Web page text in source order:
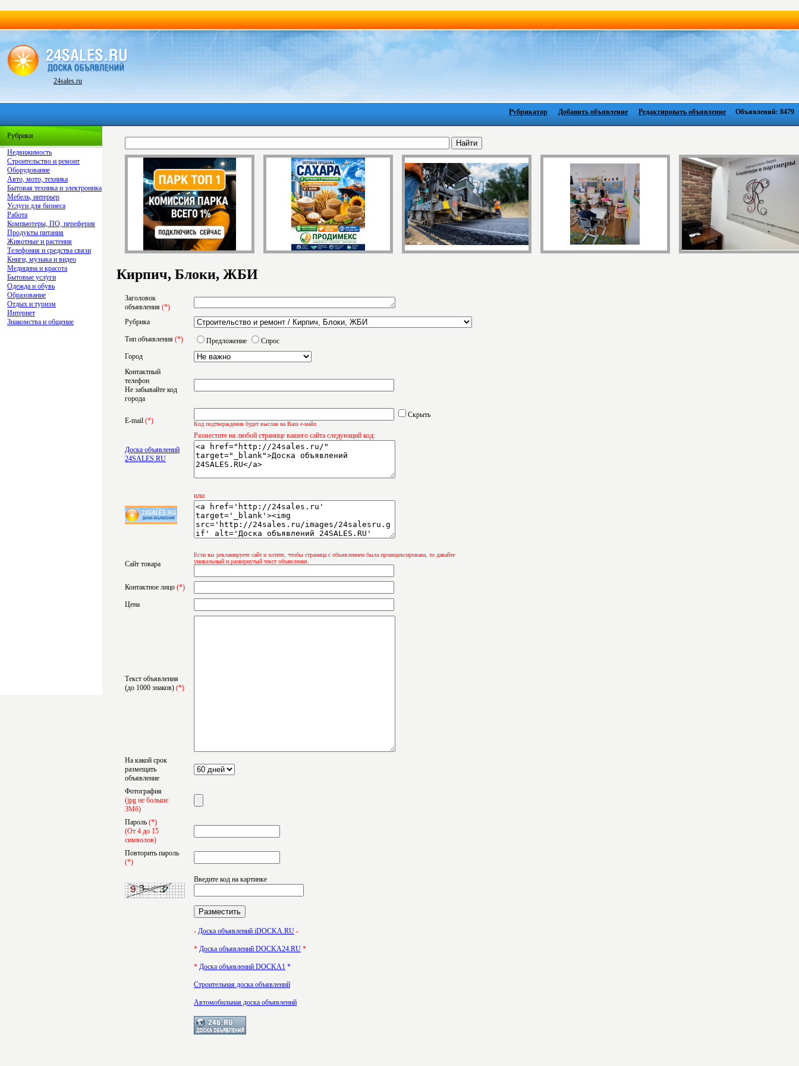
24sales.ru
Рубрикатор Добавить объявление Редактировать объявление Объявлений: 8479
Рубрики
Недвижимость
Строительство и ремонт
Оборудование
Авто, мото, техника
Бытовая техника и электроника
Мебель, интерьер
Услуги для бизнеса
Работа
Компьютеры, ПО, переферия
Продукты питания
Животные и растения
Телефония и средства связи
Книги, музыка и видео
Медицина и красота
Бытовые услуги
Одежда и обувь
Образование
Отдых и туризм
Интернет
Знакомства и общение
Кирпич, Блоки, ЖБИ
Заголовок
объявления (*)
Рубрика
Тип объявления (*) Предложение
Спрос
Город
Контактный
телефон
Не забывайте код
города
E-mail (*)
Скрыть
Код подтверждения будет выслан на Ваш е-майл.
Доска объявлений
24SALES.RU
Разместите на любой странице вашего сайта следующий код:
или
Сайт товара
Если вы рекламируете сайт и хотите, чтобы страница с объявлением была проиндексирована, то давайте
уникальный и развернутый текст объявления.
Контактное лицо (*)
Цена
Текст объявления
(до 1000 знаков) (*)
На какой срок
размещать
объявление
Фотография
(jpg не больше
3Мб)
Пароль (*)
(От 4 до 15
символов)
Повторить пароль
(*)
Введите код на картинке
- Доска объявлений iDOCKA.RU -
* Доска объявлений DOCKA24.RU *
* Доска объявлений DOCKA1 *
Строительная доска объявлений
Автомобильная доска объявлений